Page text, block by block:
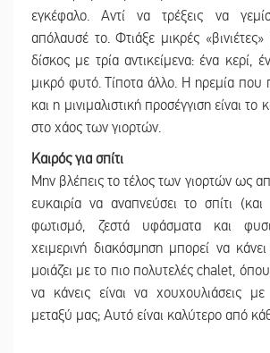
εγκέφαλο. Αντί να τρέξεις να
απόλαυσέ το. Φτιάξε μικρές
δίσκος με τρία αντικείμενα: ένα κερί,
μικρό φυτό. Τίποτα άλλο. Η ηρεμία που
και η μινιμαλιστική προσέγγιση είναι το
στο χάος των γιορτών.
Καιρός για σπίτι
Μην βλέπεις το τέλος των γιορτών ως
ευκαιρία να αναπνεύσει το σπίτι
φωτισμό, ζεστά υφάσματα και
χειμερινή διακόσμηση μπορεί να
μοιάζει με το πιο πολυτελές chalet,
να κάνεις είναι να χουχουλιάσεις
μεταξύ μας; Αυτό είναι καλύτερο από